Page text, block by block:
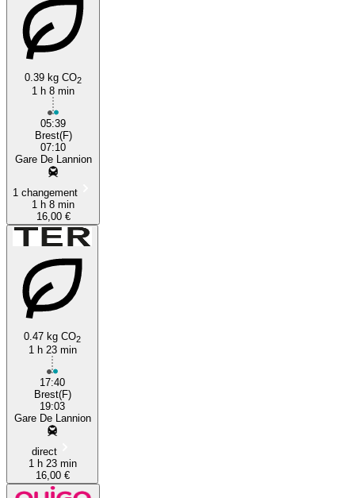
0.39 kg CO2
1 h 8 min
05:39
Brest(F)
07:10
Gare De Lannion
1 changement
1 h 8 min
16,00 €
0.47 kg CO2
1 h 23 min
17:40
Brest(F)
19:03
Gare De Lannion
direct
1 h 23 min
16,00 €